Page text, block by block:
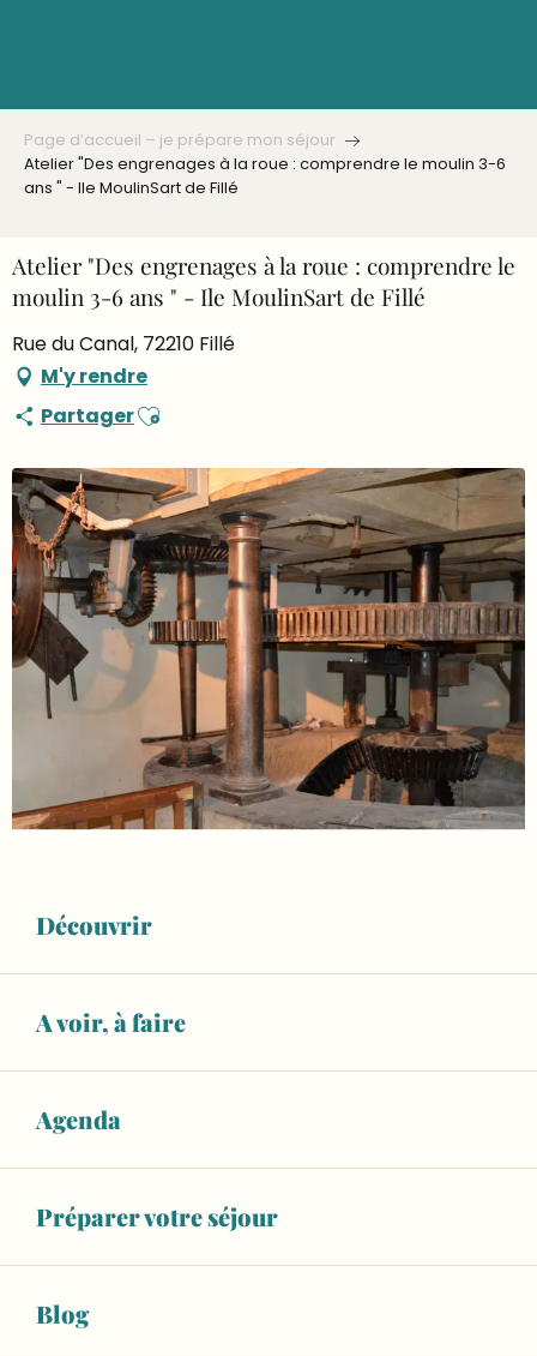
Découvrir
A voir, à faire
Agenda
Préparer votre séjour
Blog
Page d’accueil – je prépare mon séjour
Atelier "Des engrenages à la roue : comprendre le moulin 3-6
ans " - Ile MoulinSart de Fillé
Atelier "Des engrenages à la roue : comprendre le
moulin 3-6 ans " - Ile MoulinSart de Fillé
Rue du Canal, 72210 Fillé
M'y rendre
PartagerAjouter aux favoris
Ouverture et coordonnées
Description